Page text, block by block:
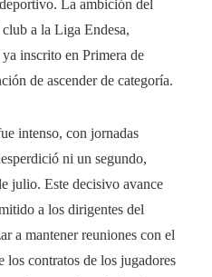
La ambición del
a la Liga Endesa,
inscrito en Primera de
de ascender de categoría.
intenso, con jornadas
ni un segundo,
julio. Este decisivo avance
a los dirigentes del
a mantener reuniones con el
contratos de los jugadores